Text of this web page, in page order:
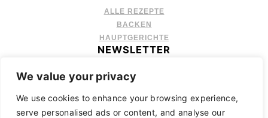
We value your privacy
We use cookies to enhance your browsing experience,
serve personalised ads or content, and analyse our
ALLE REZEPTE
BACKEN
HAUPTGERICHTE
NEWSLETTER
UND TIPS ZU ERHALTEN!
ÜBER
ÜBER MICH